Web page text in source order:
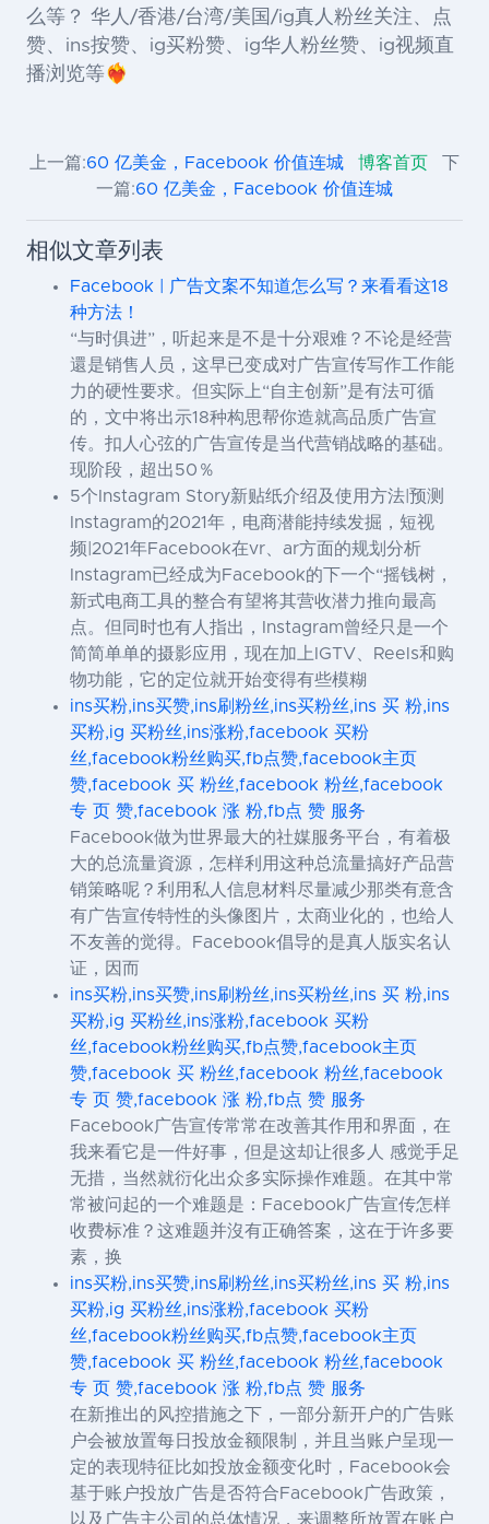
么等？ 华人/香港/台湾/美国/ig真人粉丝关注、点
赞、ins按赞、ig买粉赞、ig华人粉丝赞、ig视频直
播浏览等❤️‍🔥
上一篇:60 亿美金，Facebook 价值连城 博客首页
下
一篇:60 亿美金，Facebook 价值连城
相似文章列表
Facebook | 广告文案不知道怎么写？来看看这18
种方法！
“与时俱进”，听起来是不是十分艰难？不论是经营
還是销售人员，这早已变成对广告宣传写作工作能
力的硬性要求。但实际上“自主创新”是有法可循
的，文中将出示18种构思帮你造就高品质广告宣
传。扣人心弦的广告宣传是当代营销战略的基础。
现阶段，超出50％
5个Instagram Story新贴纸介绍及使用方法|预测
Instagram的2021年，电商潜能持续发掘，短视
频|2021年Facebook在vr、ar方面的规划分析
Instagram已经成为Facebook的下一个“摇钱树，
新式电商工具的整合有望将其营收潜力推向最高
点。但同时也有人指出，Instagram曾经只是一个
简简单单的摄影应用，现在加上IGTV、Reels和购
物功能，它的定位就开始变得有些模糊
ins买粉,ins买赞,ins刷粉丝,ins买粉丝,ins 买 粉,ins
买粉,ig 买粉丝,ins涨粉,facebook 买粉
丝,facebook粉丝购买,fb点赞,facebook主页
赞,facebook 买 粉丝,facebook 粉丝,facebook
专 页 赞,facebook 涨 粉,fb点 赞 服务
Facebook做为世界最大的社媒服务平台，有着极
大的总流量資源，怎样利用这种总流量搞好产品营
销策略呢？利用私人信息材料尽量减少那类有意含
有广告宣传特性的头像图片，太商业化的，也给人
不友善的觉得。Facebook倡导的是真人版实名认
证，因而
ins买粉,ins买赞,ins刷粉丝,ins买粉丝,ins 买 粉,ins
买粉,ig 买粉丝,ins涨粉,facebook 买粉
丝,facebook粉丝购买,fb点赞,facebook主页
赞,facebook 买 粉丝,facebook 粉丝,facebook
专 页 赞,facebook 涨 粉,fb点 赞 服务
Facebook广告宣传常常在改善其作用和界面，在
我来看它是一件好事，但是这却让很多人 感觉手足
无措，当然就衍化出众多实际操作难题。在其中常
常被问起的一个难题是：Facebook广告宣传怎样
收费标准？这难题并沒有正确答案，这在于许多要
素，换
ins买粉,ins买赞,ins刷粉丝,ins买粉丝,ins 买 粉,ins
买粉,ig 买粉丝,ins涨粉,facebook 买粉
丝,facebook粉丝购买,fb点赞,facebook主页
赞,facebook 买 粉丝,facebook 粉丝,facebook
专 页 赞,facebook 涨 粉,fb点 赞 服务
在新推出的风控措施之下，一部分新开户的广告账
户会被放置每日投放金额限制，并且当账户呈现一
定的表现特征比如投放金额变化时，Facebook会
基于账户投放广告是否符合Facebook广告政策，
以及广告主公司的总体情况，来调整所放置在账户